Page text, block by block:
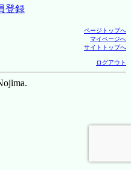
登録
ページトップへ
マイページへ
サイトトップへ
ログアウト